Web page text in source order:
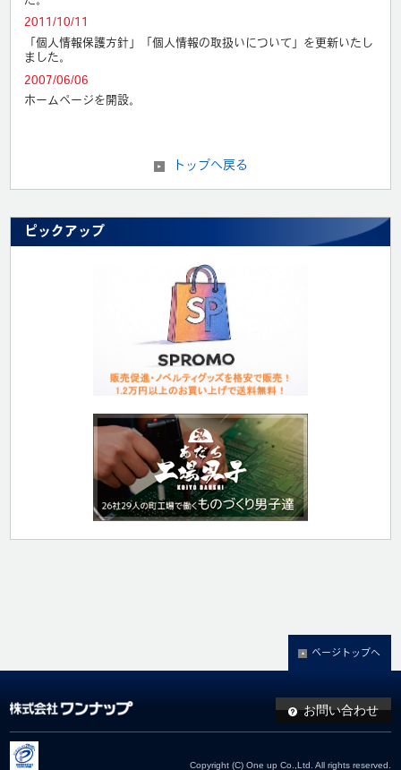
2011/10/11
「個人情報保護方針」「個人情報の取扱いについて」を更新いたし
ました。
2007/06/06
ホームページを開設。
トップへ戻る
ピックアップ
ページトップへ
お問い合わせ
Copyright (C) One up Co.,Ltd. All rights reserved.